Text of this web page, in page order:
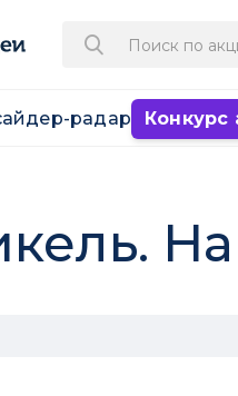
радар Конкурс